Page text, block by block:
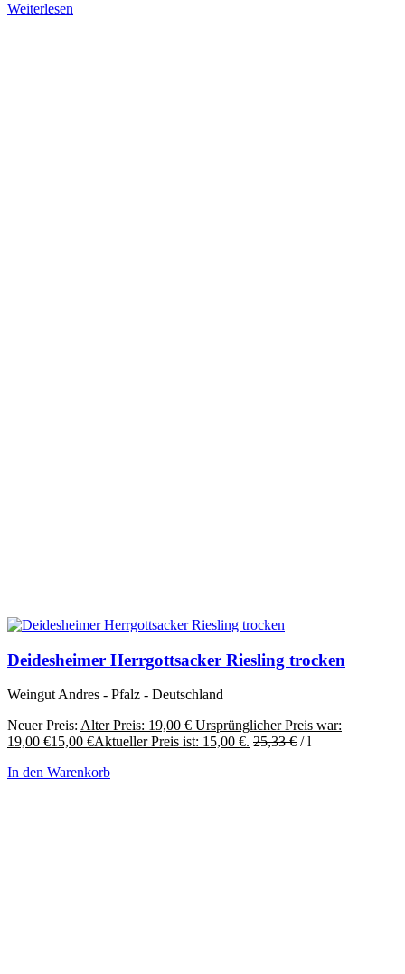
Weiterlesen
Deidesheimer Herrgottsacker Riesling trocken
Weingut Andres - Pfalz - Deutschland
Neuer Preis: Alter Preis: 19,00€ Ursprünglicher Preis war:
19,00 €15,00 €Aktueller Preis ist: 15,00 €. 25,33€ /l
In den Warenkorb